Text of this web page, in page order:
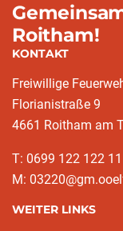
Roitham!
KONTAKT
Freiwillige
Florianistraße 9
4661 Roitham am
T: 0699 122 122 11
M:
WEITER LINKS